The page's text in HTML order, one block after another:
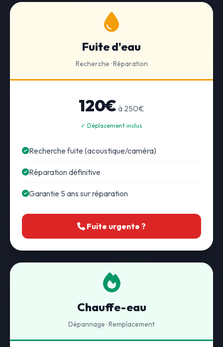
Fuite d'eau
Recherche · Réparation
120€ à 250€
✓ Déplacement inclus
Recherche fuite (acoustique/caméra)
Réparation définitive
Garantie 5 ans sur réparation
Fuite urgente ?
Chauffe-eau
Dépannage · Remplacement